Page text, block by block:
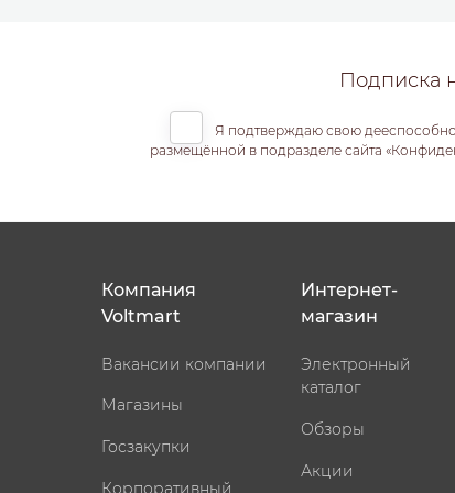
Подписка
Я подтверждаю свою
размещённой в подразделе сайта
Компания
Voltmart
Вакансии компании
Магазины
Госзакупки
Корпоративный
Интернет-
магазин
Электронный
каталог
Обзоры
Акции